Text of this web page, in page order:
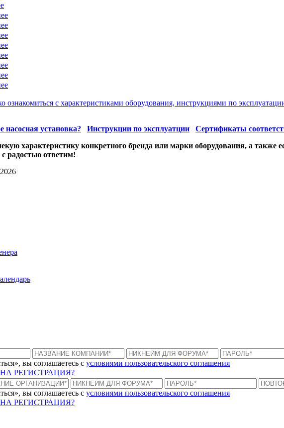
ознакомиться с характеристиками оборудования, инструкциями по
насосная установка? Инструкции по эксплуатции
Сертификаты
характеристику конкретного бренда или марки оборудования, а
радостью ответим!
вы соглашаетесь с условиями пользовательского соглашения
РЕГИСТРАЦИЯ?
вы соглашаетесь с условиями пользовательского соглашения
РЕГИСТРАЦИЯ?